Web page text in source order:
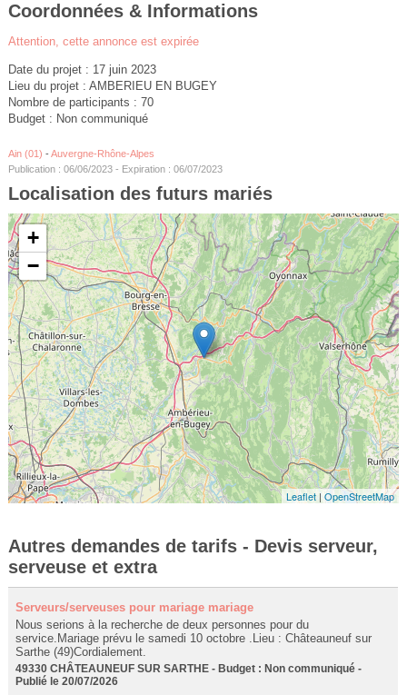
Coordonnées & Informations
Attention, cette annonce est expirée
Date du projet : 17 juin 2023
Lieu du projet : AMBERIEU EN BUGEY
Nombre de participants : 70
Budget : Non communiqué
Ain (01) -Auvergne-Rhône-Alpes
Publication : 06/06/2023 - Expiration : 06/07/2023
Localisation des futurs mariés
+
−
Leaflet |OpenStreetMap
Autres demandes de tarifs - Devis serveur,
serveuse et extra
Serveurs/serveuses pour mariage mariage
Nous serions à la recherche de deux personnes pour du
service.Mariage prévu le samedi 10 octobre .Lieu : Châteauneuf sur
Sarthe (49)Cordialement.
49330 CHÂTEAUNEUF SUR SARTHE - Budget : Non communiqué -
Publié le 20/07/2026